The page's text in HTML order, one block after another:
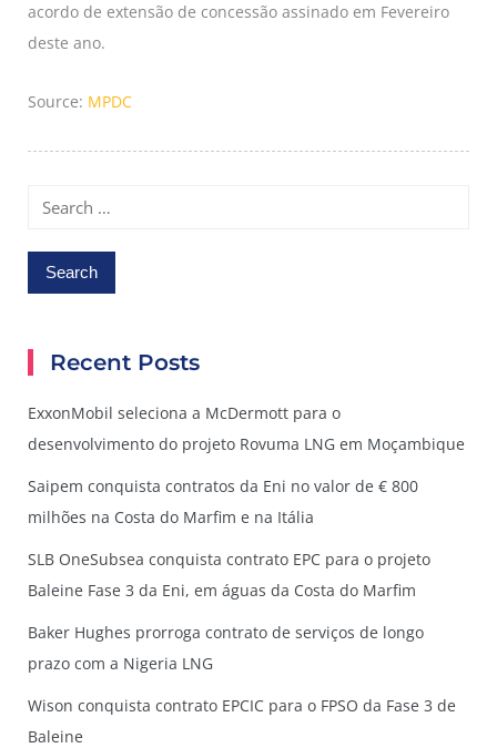
acordo de extensão de concessão assinado em Fevereiro
deste ano.
Source: MPDC
Search
Recent Posts
ExxonMobil seleciona a McDermott para o
desenvolvimento do projeto Rovuma LNG em Moçambique
Saipem conquista contratos da Eni no valor de € 800
milhões na Costa do Marfim e na Itália
SLB OneSubsea conquista contrato EPC para o projeto
Baleine Fase 3 da Eni, em águas da Costa do Marfim
Baker Hughes prorroga contrato de serviços de longo
prazo com a Nigeria LNG
Wison conquista contrato EPCIC para o FPSO da Fase 3 de
Baleine